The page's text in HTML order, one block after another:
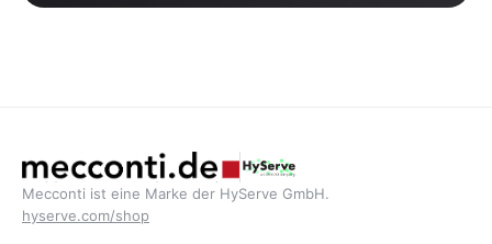
Mecconti ist eine Marke der HyServe GmbH.
hyserve.com/shop